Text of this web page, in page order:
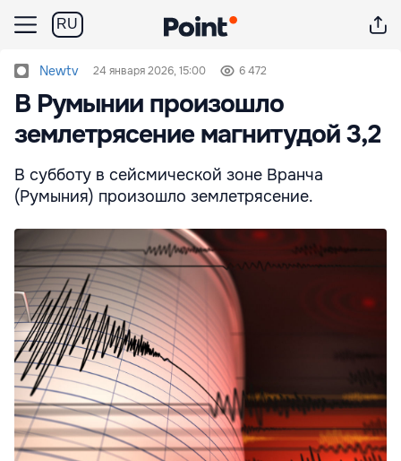
RU
Newtv 24 января 2026, 15:00 6 472
В Румынии произошло
землетрясение магнитудой 3,2
В субботу в сейсмической зоне Вранча
(Румыния) произошло землетрясение.